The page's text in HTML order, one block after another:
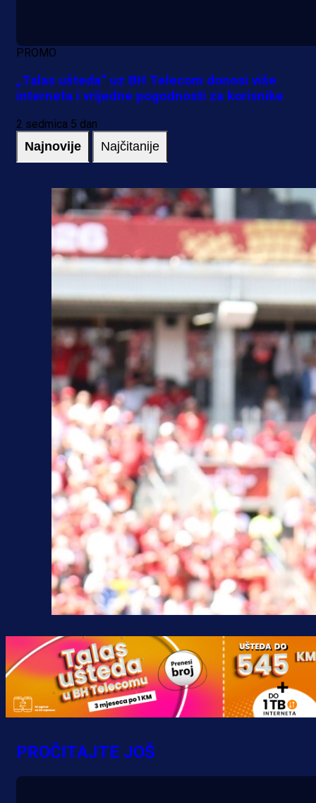
PROMO
„Talas ušteda“ uz BH Telecom donosi više
interneta i vrijedne pogodnosti za korisnike
2 sedmica 5 dan
Najnovije Najčitanije
PROČITAJTE JOŠ